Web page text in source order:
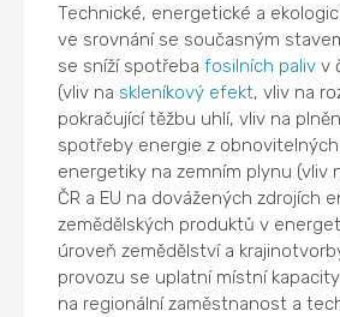
Technické, energetické a
ve srovnání se současným
se sníží spotřebafosilních paliv v
(vliv na skleníkový efekt, vliv na
pokračující těžbu uhlí, vliv na
spotřeby energie z
energetiky na zemním plynu (vliv
ČR a EU na dovážených zdrojích
zemědělských produktů v
úroveň zemědělství a
provozu se uplatní místní
na regionální zaměstnanost a